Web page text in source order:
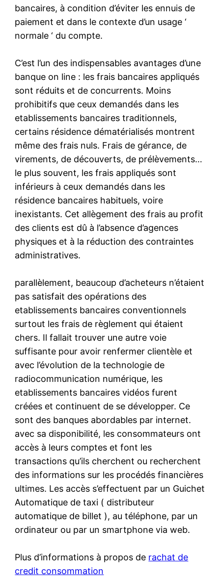
bancaires, à condition d’éviter les ennuis de
paiement et dans le contexte d’un usage ‘
normale ‘ du compte.
C’est l’un des indispensables avantages d’une
banque on line : les frais bancaires appliqués
sont réduits et de concurrents. Moins
prohibitifs que ceux demandés dans les
etablissements bancaires traditionnels,
certains résidence dématérialisés montrent
même des frais nuls. Frais de gérance, de
virements, de découverts, de prélèvements…
le plus souvent, les frais appliqués sont
inférieurs à ceux demandés dans les
résidence bancaires habituels, voire
inexistants. Cet allègement des frais au profit
des clients est dû à l’absence d’agences
physiques et à la réduction des contraintes
administratives.
parallèlement, beaucoup d’acheteurs n’étaient
pas satisfait des opérations des
etablissements bancaires conventionnels
surtout les frais de règlement qui étaient
chers. Il fallait trouver une autre voie
suffisante pour avoir renfermer clientèle et
avec l’évolution de la technologie de
radiocommunication numérique, les
etablissements bancaires vidéos furent
créées et continuent de se développer. Ce
sont des banques abordables par internet.
avec sa disponibilité, les consommateurs ont
accès à leurs comptes et font les
transactions qu’ils cherchent ou recherchent
des informations sur les procédés financières
ultimes. Les accès s’effectuent par un Guichet
Automatique de taxi ( distributeur
automatique de billet ), au téléphone, par un
ordinateur ou par un smartphone via web.
Plus d’informations à propos de rachat de
credit consommation